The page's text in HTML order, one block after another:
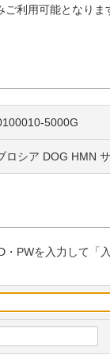
利用可能となりま
5000G
ロシア DOG HMN
PWを入力して「